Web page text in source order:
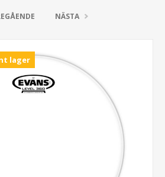
NÄSTA
lager